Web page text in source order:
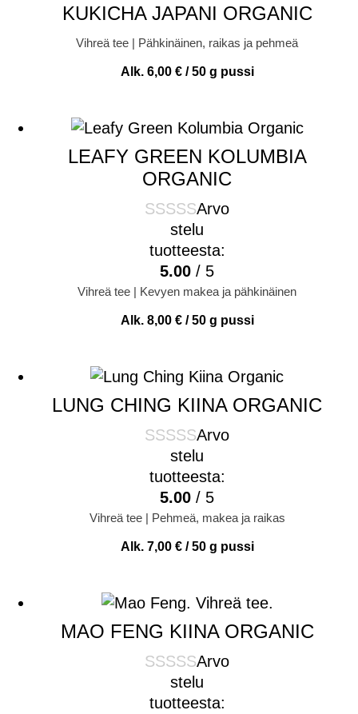
KUKICHA JAPANI ORGANIC
Vihreä tee | Pähkinäinen, raikas ja pehmeä
Alk. 6,00 €/ 50 g pussi
LEAFY GREEN KOLUMBIA
ORGANIC
Arvo
stelu
tuotteesta:
5.00 / 5
Vihreä tee | Kevyen makea ja pähkinäinen
Alk. 8,00 €/ 50 g pussi
LUNG CHING KIINA ORGANIC
Arvo
stelu
tuotteesta:
5.00 / 5
Vihreä tee | Pehmeä, makea ja raikas
Alk. 7,00 €/ 50 g pussi
MAO FENG KIINA ORGANIC
Arvo
stelu
tuotteesta: